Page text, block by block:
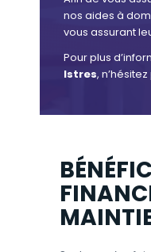
nos aides à
vous assurant
Pour plus
Istres,